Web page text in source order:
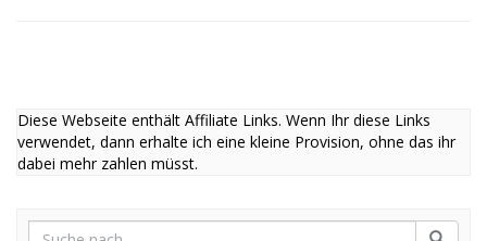
Diese Webseite enthält Affiliate Links. Wenn Ihr diese Links
verwendet, dann erhalte ich eine kleine Provision, ohne das ihr
dabei mehr zahlen müsst.